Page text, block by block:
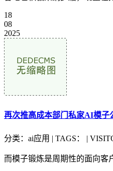
18
08
2025
再次推高成本部门私家AI模
分类：ai应用 | TAGS： |
而模子锻炼是周期性的面向客